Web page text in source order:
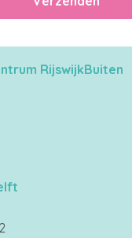
RijswijkBuiten